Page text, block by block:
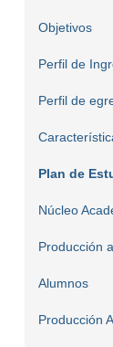
Objetivos
Perfil de
Perfil de
Plan de
Núcleo
Producción
Alumnos
Producción